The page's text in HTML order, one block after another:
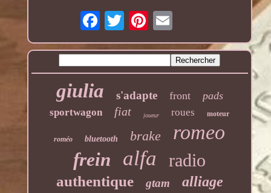
giulia s'adapte front pads
sportwagon fiat joueur roues moteur
roméo bluetooth brake romeo
frein alfa radio
authentique gtam alliage